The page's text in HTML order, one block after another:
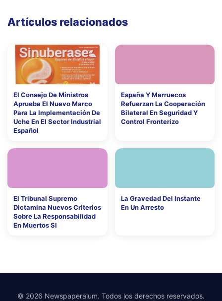
Artículos relacionados
El Consejo De Ministros
Aprueba El Nuevo Marco
Para La Implementación De
Uche En El Sector Industrial
Español
España Y Marruecos
Refuerzan La Cooperación
Bilateral En Seguridad Y
Control Fronterizo
El Tribunal Supremo
Dictamina Nuevos Criterios
Sobre La Responsabilidad
En Muertos Sl
La Gravedad Del Instante
En Un Arresto
© 2026 Newspaperalum. Todos los derechos reservados.